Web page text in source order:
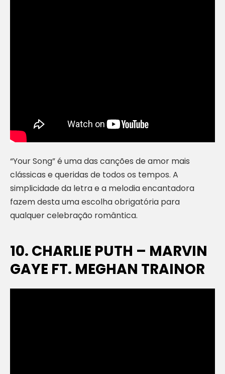
“Your Song” é uma das canções de amor mais
clássicas e queridas de todos os tempos. A
simplicidade da letra e a melodia encantadora
fazem desta uma escolha obrigatória para
qualquer celebração romântica.
10. CHARLIE PUTH – MARVIN
GAYE FT. MEGHAN TRAINOR